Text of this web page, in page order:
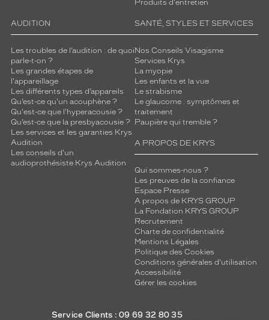
Produits d'entretien
AUDITION
Les troubles de l’audition : de quoi
parle-t-on ?
Les grandes étapes de
l'appareillage
Les différents types d’appareils
Qu’est-ce qu'un acouphène ?
Qu'est-ce que l'hyperacousie ?
Qu’est-ce que la presbyacousie ?
Les services et les garanties Krys
Audition
Les conseils d'un
audioprothésiste Krys Audition
SANTÉ, STYLES ET SERVICES
Nos Conseils Visagisme
Services Krys
La myopie
Les enfants et la vue
Le strabisme
Le glaucome : symptômes et
traitement
Paupière qui tremble ?
A PROPOS DE KRYS
Qui sommes-nous ?
Les preuves de la confiance
Espace Presse
A propos de KRYS GROUP
La Fondation KRYS GROUP
Recrutement
Charte de confidentialité
Mentions Légales
Politique des Cookies
Conditions générales d'utilisation
Accessibilité
Gérer les cookies
Service Clients : 09 69 32 80 35